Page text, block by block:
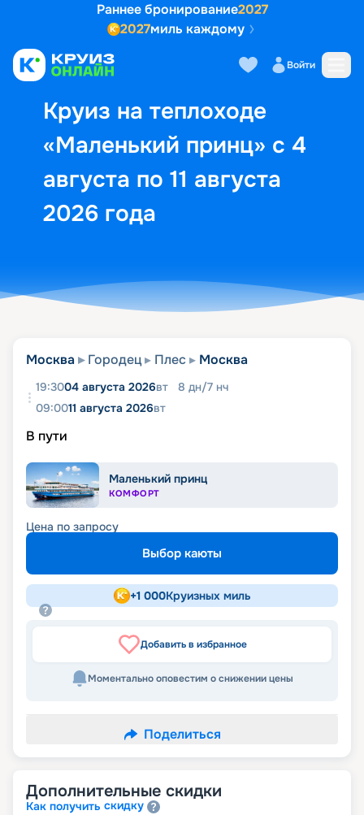
Раннее бронирование2027
2027миль каждому
Войти
Круиз на теплоходе
«Маленький принц» с 4
августа по 11 августа
2026 года
Выбор кают Маршрут и
Москва Городец Плес Москва
19:3004 августа 2026вт 8 дн/7 нч
09:0011 августа 2026вт
В пути
Маленький принц
КОМФОРТ
Цена по запросу
Выбор каюты
+1 000Круизных миль
Добавить в избранное
Моментально оповестим о снижении цены
Поделиться
Дополнительные скидки
Как получить скидку